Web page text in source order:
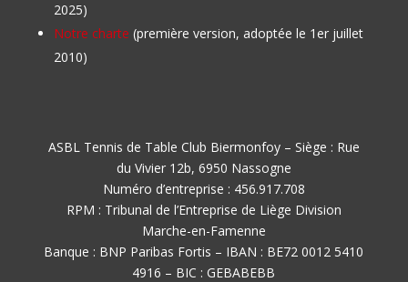
2025)
Notre charte (première version, adoptée le 1er juillet
2010)
ASBL Tennis de Table Club Biermonfoy – Siège : Rue
du Vivier 12b, 6950 Nassogne
Numéro d’entreprise : 456.917.708
RPM : Tribunal de l’Entreprise de Liège Division
Marche-en-Famenne
Banque : BNP Paribas Fortis – IBAN : BE72 0012 5410
4916 – BIC : GEBABEBB